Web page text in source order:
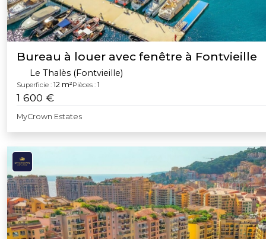
Bureau à louer avec fenêtre à Fontvieille
Le Thalès (Fontvieille)
Superficie : 12 m²Pièces : 1
1 600 €
MyCrown Estates